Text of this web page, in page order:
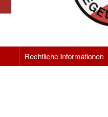
Rechtliche Informationen